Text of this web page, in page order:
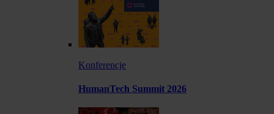
Konferencje
HumanTech Summit 2026